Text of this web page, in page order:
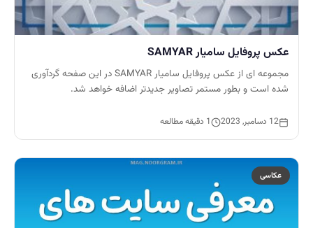
عکس پروفایل سامیار SAMYAR
مجموعه ای از عکس پروفایل سامیار SAMYAR در این صفحه گردآوری
شده است و بطور مستمر تصاویر جدیدتر اضافه خواهد شد.
12 دسامبر, 2023 1 دقیقه مطالعه
عکاسی